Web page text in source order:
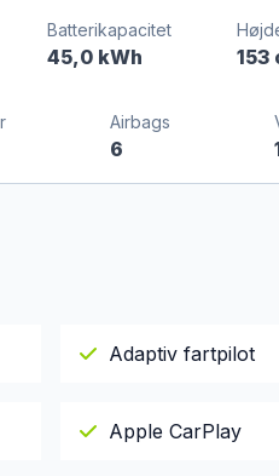
Batterikapacitet
45,0 kWh 153
Airbags
6
Adaptiv fartpilot
Apple CarPlay